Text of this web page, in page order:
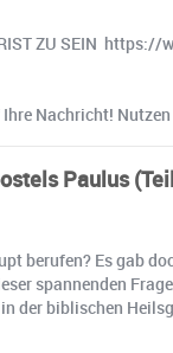
ZU SEIN
Ihre Nachricht!
Paulus
berufen? Es gab
spannenden
der biblischen